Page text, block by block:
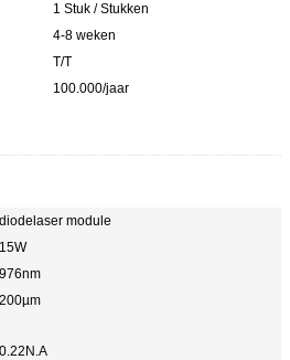
1 Stuk / Stukken
4-8 weken
T/T
100.000/jaar
diodelaser module
15W
976nm
200µm
0.22N.A